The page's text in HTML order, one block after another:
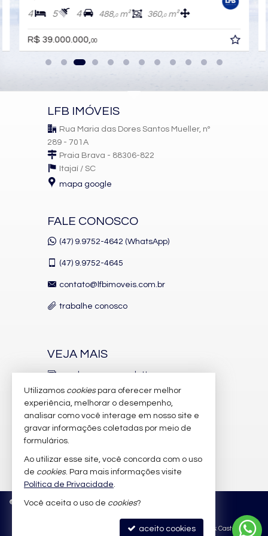
📍 Localização Privilegiada na Praia Brava
Situado em terreno de esquina frente mar, no coração da Praia
Beach clubs
Natureza preservada
Valorização imobiliária constante
Para quem busca apartamento frente mar na Praia Brava com
4 suítes e 4 vagas , o BRAVO representa o que há de mais
exclusivo e raro no mercado.
🔎 Palavras que definem o BRAVO
Arquitetura autoral.
Exclusividade.
Frente mar.
Alto padrão.
Praia Brava.
endereço — é uma afirmação de estilo, identidade e
viver em um dos empreendimentos mais icônicos da Praia
Brava.
Características do Imóvel
Dependência de Empregada
Living
Piscina Privativa
Sala de Estar
4 5 4 488,0m² 360,0m²
R$ 39.000.000, 00
LFB IMÓVEIS
Rua Maria das Dores Santos Mueller, nº
289 - 701A
Praia Brava - 88306-822
Itajaí / SC
mapa google
FALE CONOSCO
(47) 9.9752-4642 (WhatsApp)
(47) 9.9752-4645
contato@lfbimoveis.com.br
trabalhe conosco
VEJA MAIS
receba nosso newsletter
indicadores financeiros
cadastre seu imóvel
imóveis favoritos
mapa de imóveis
© 2026 CRECI/SC 6.388-J Política de Privacidade
Site para imobiliárias: Castel Digital
Utilizamos cookiespara oferecer melhor
experiência, melhorar o desempenho,
analisar como você interage em nosso site e
gravar informações coletadas por meio de
formulários.
Ao utilizar esse site, você concorda com o uso
de cookies. Para mais informações visite
Política de Privacidade.
Você aceita o uso de cookies?
aceito cookies